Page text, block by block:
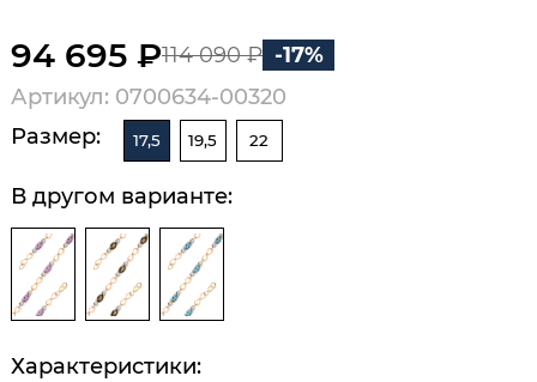
94 695 ₽114 090 ₽ -17%
Артикул: 0700634-00320
Размер:
17,5 19,5 22
В другом варианте:
Характеристики: